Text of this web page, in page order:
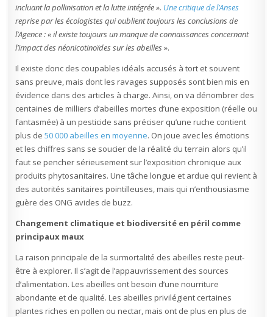
incluant la pollinisation et la lutte intégrée ». Une critique de l’Anses
reprise par les écologistes qui oublient toujours les conclusions de
l’Agence : «il existe toujours un manque de connaissances concernant
l’impact des néonicotinoïdes sur les abeilles».
Il existe donc des coupables idéals accusés à tort et souvent
sans preuve, mais dont les ravages supposés sont bien mis en
évidence dans des articles à charge. Ainsi, on va dénombrer des
centaines de milliers d’abeilles mortes d’une exposition (réelle ou
fantasmée) à un pesticide sans préciser qu’une ruche contient
plus de50 000 abeilles en moyenne. On joue avec les émotions
et les chiffres sans se soucier de la réalité du terrain alors qu’il
faut se pencher sérieusement sur l’exposition chronique aux
produits phytosanitaires. Une tâche longue et ardue qui revient à
des autorités sanitaires pointilleuses, mais qui n’enthousiasme
guère des ONG avides de buzz.
Changement climatique et biodiversité en péril comme
principaux maux
La raison principale de la surmortalité des abeilles reste peut-
être à explorer. Il s’agit de l’appauvrissement des sources
d’alimentation. Les abeilles ont besoin d’une nourriture
abondante et de qualité. Les abeilles privilégient certaines
plantes riches en pollen ou nectar, mais ont de plus en plus de